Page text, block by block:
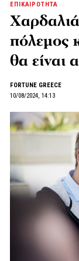
ΕΠΙΚΑΙΡΟΤΗΤΑ
πόλεμος
θα είναι
FORTUNE GREECE
10/08/2024, 14:13